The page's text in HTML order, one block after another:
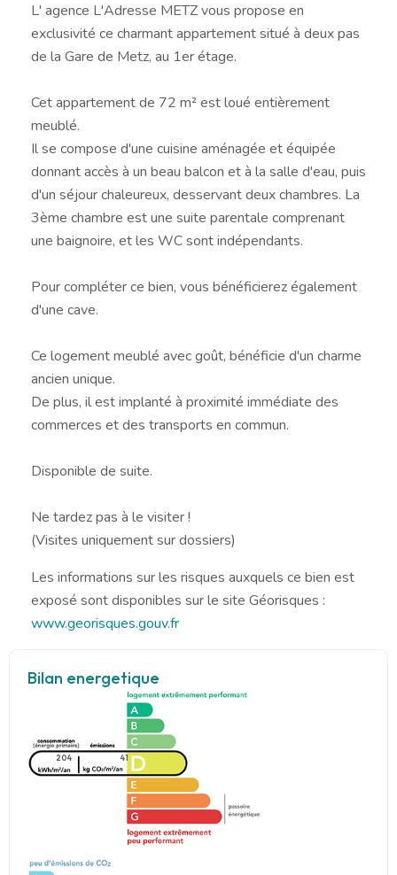
L' agence L'Adresse METZ vous propose en
exclusivité ce charmant appartement situé à deux pas
de la Gare de Metz, au 1er étage.
Cet appartement de 72 m² est loué entièrement
meublé.
Il se compose d'une cuisine aménagée et équipée
donnant accès à un beau balcon et à la salle d'eau, puis
d'un séjour chaleureux, desservant deux chambres. La
3ème chambre est une suite parentale comprenant
une baignoire, et les WC sont indépendants.
Pour compléter ce bien, vous bénéficierez également
d'une cave.
Ce logement meublé avec goût, bénéficie d'un charme
ancien unique.
De plus, il est implanté à proximité immédiate des
commerces et des transports en commun.
Disponible de suite.
Ne tardez pas à le visiter !
(Visites uniquement sur dossiers)
Les informations sur les risques auxquels ce bien est
exposé sont disponibles sur le site Géorisques :
www.georisques.gouv.fr
Bilan energetique
204 41